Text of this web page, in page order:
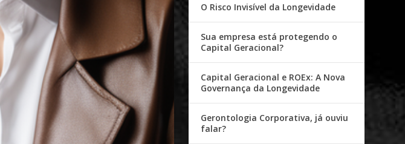
O Risco Invisível da Longevidade
Sua empresa está protegendo o
Capital Geracional?
Capital Geracional e ROEx: A Nova
Governança da Longevidade
Gerontologia Corporativa, já ouviu
falar?